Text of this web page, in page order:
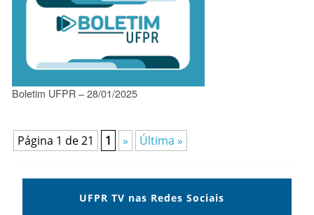
Boletim UFPR – 28/01/2025
Página 1 de 21 1 » Última »
UFPR TV nas Redes Sociais